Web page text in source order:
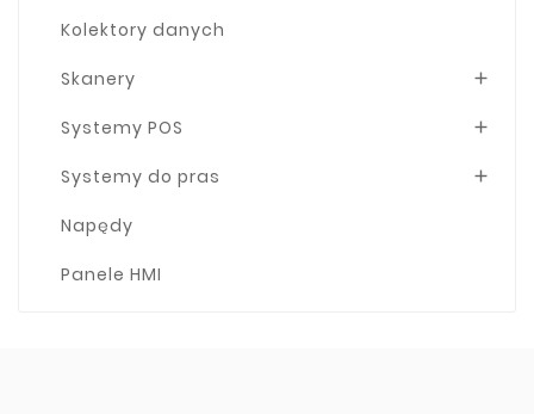
Kolektory danych
Skanery 
Systemy POS 
Systemy do pras 
Napędy
Panele HMI